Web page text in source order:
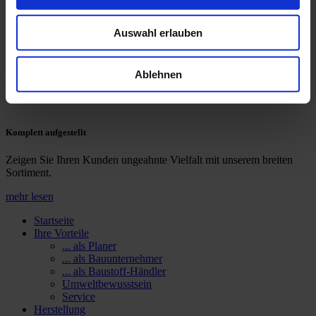
Auswahl erlauben
Ablehnen
Umfassend versorgt
Sie sind Baustoffhändler?
Komplett aufgestellt
Zeigen Sie Ihren Kunden ungeahnte Vielfalt mit unserem breiten
Sortiment.
mehr lesen
Startseite
Ihre Vorteile
... als Planer
... als Bauunternehmer
... als Baustoff-Händler
Umweltbewusstsein
Service
Herstellung